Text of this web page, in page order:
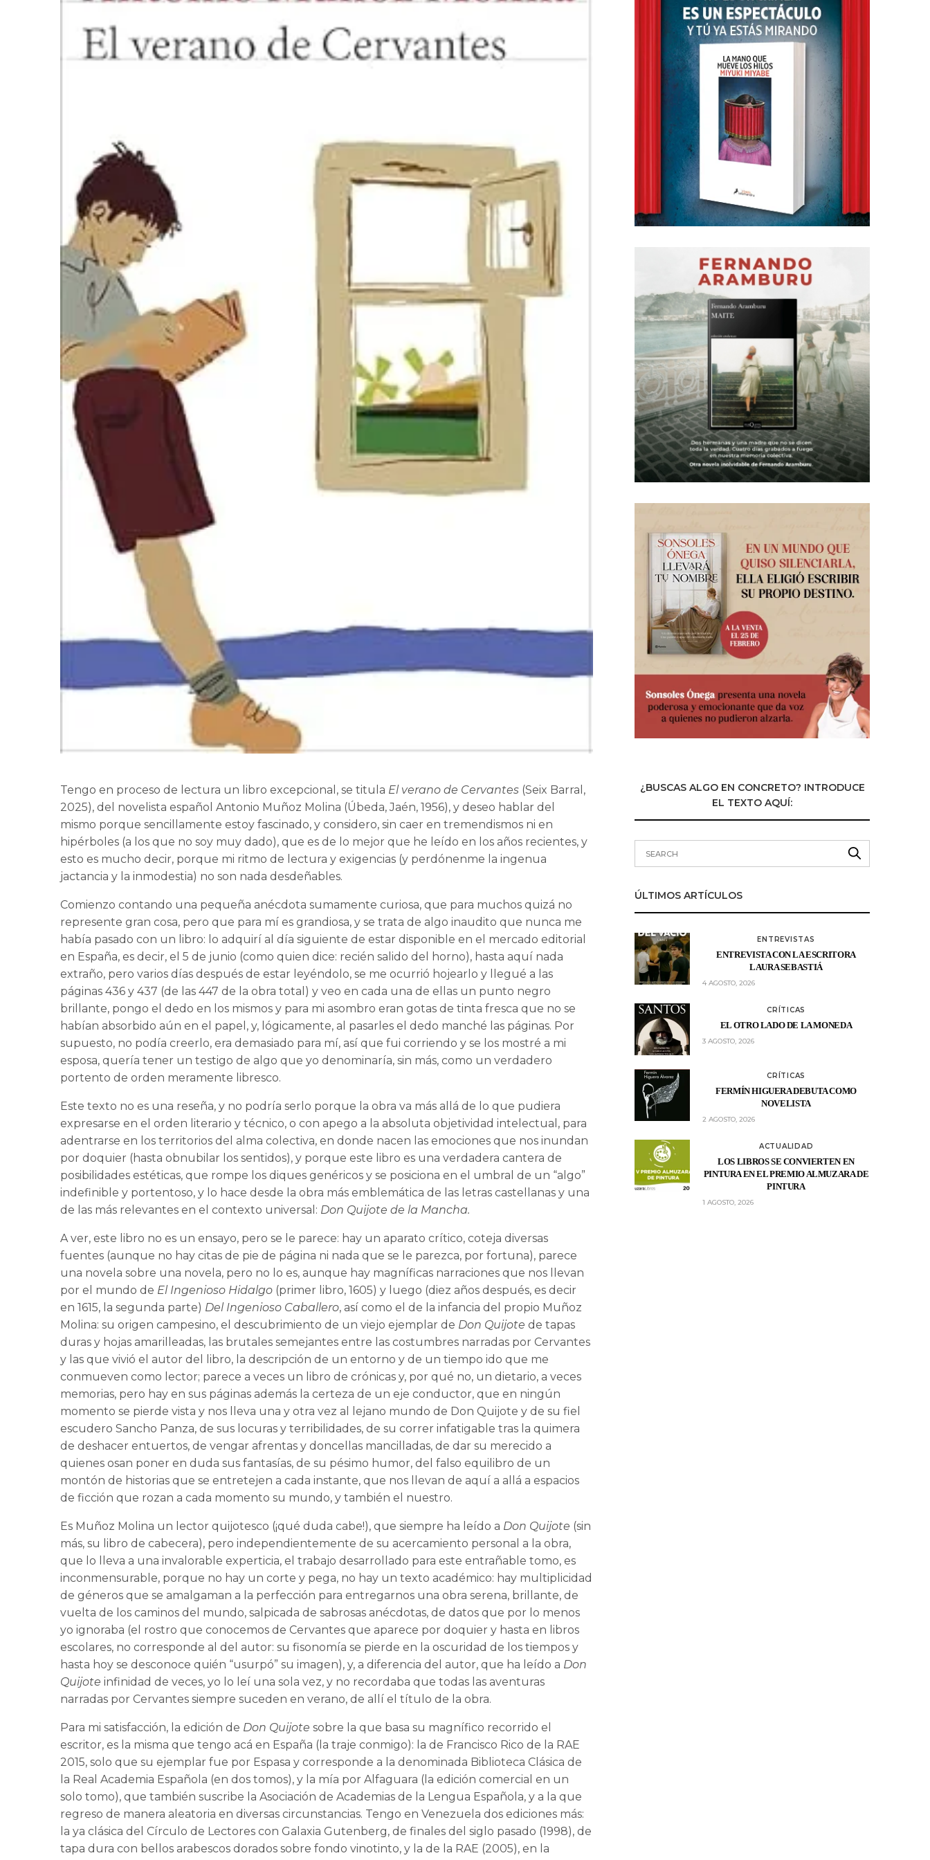
Tengo en proceso de lectura un libro excepcional, se titula El verano de Cervantes (Seix Barral,
2025), del novelista español Antonio Muñoz Molina (Úbeda, Jaén, 1956), y deseo hablar del
mismo porque sencillamente estoy fascinado, y considero, sin caer en tremendismos ni en
hipérboles (a los que no soy muy dado), que es de lo mejor que he leído en los años recientes, y
esto es mucho decir, porque mi ritmo de lectura y exigencias (y perdónenme la ingenua
jactancia y la inmodestia) no son nada desdeñables.
Comienzo contando una pequeña anécdota sumamente curiosa, que para muchos quizá no
represente gran cosa, pero que para mí es grandiosa, y se trata de algo inaudito que nunca me
había pasado con un libro: lo adquirí al día siguiente de estar disponible en el mercado editorial
en España, es decir, el 5 de junio (como quien dice: recién salido del horno), hasta aquí nada
extraño, pero varios días después de estar leyéndolo, se me ocurrió hojearlo y llegué a las
páginas 436 y 437 (de las 447 de la obra total) y veo en cada una de ellas un punto negro
brillante, pongo el dedo en los mismos y para mi asombro eran gotas de tinta fresca que no se
habían absorbido aún en el papel, y, lógicamente, al pasarles el dedo manché las páginas. Por
supuesto, no podía creerlo, era demasiado para mí, así que fui corriendo y se los mostré a mi
esposa, quería tener un testigo de algo que yo denominaría, sin más, como un verdadero
portento de orden meramente libresco.
Este texto no es una reseña, y no podría serlo porque la obra va más allá de lo que pudiera
expresarse en el orden literario y técnico, o con apego a la absoluta objetividad intelectual, para
adentrarse en los territorios del alma colectiva, en donde nacen las emociones que nos inundan
por doquier (hasta obnubilar los sentidos), y porque este libro es una verdadera cantera de
posibilidades estéticas, que rompe los diques genéricos y se posiciona en el umbral de un “algo”
indefinible y portentoso, y lo hace desde la obra más emblemática de las letras castellanas y una
de las más relevantes en el contexto universal: Don Quijote de la Mancha.
A ver, este libro no es un ensayo, pero se le parece: hay un aparato crítico, coteja diversas
fuentes (aunque no hay citas de pie de página ni nada que se le parezca, por fortuna), parece
una novela sobre una novela, pero no lo es, aunque hay magníficas narraciones que nos llevan
por el mundo de El Ingenioso Hidalgo (primer libro, 1605) y luego (diez años después, es decir
en 1615, la segunda parte) Del Ingenioso Caballero, así como el de la infancia del propio Muñoz
Molina: su origen campesino, el descubrimiento de un viejo ejemplar de Don Quijote de tapas
duras y hojas amarilleadas, las brutales semejantes entre las costumbres narradas por Cervantes
y las que vivió el autor del libro, la descripción de un entorno y de un tiempo ido que me
conmueven como lector; parece a veces un libro de crónicas y, por qué no, un dietario, a veces
memorias, pero hay en sus páginas además la certeza de un eje conductor, que en ningún
momento se pierde vista y nos lleva una y otra vez al lejano mundo de Don Quijote y de su fiel
escudero Sancho Panza, de sus locuras y terribilidades, de su correr infatigable tras la quimera
de deshacer entuertos, de vengar afrentas y doncellas mancilladas, de dar su merecido a
quienes osan poner en duda sus fantasías, de su pésimo humor, del falso equilibro de un
montón de historias que se entretejen a cada instante, que nos llevan de aquí a allá a espacios
de ficción que rozan a cada momento su mundo, y también el nuestro.
Es Muñoz Molina un lector quijotesco (¡qué duda cabe!), que siempre ha leído a Don Quijote (sin
más, su libro de cabecera), pero independientemente de su acercamiento personal a la obra,
que lo lleva a una invalorable experticia, el trabajo desarrollado para este entrañable tomo, es
inconmensurable, porque no hay un corte y pega, no hay un texto académico: hay multiplicidad
de géneros que se amalgaman a la perfección para entregarnos una obra serena, brillante, de
vuelta de los caminos del mundo, salpicada de sabrosas anécdotas, de datos que por lo menos
yo ignoraba (el rostro que conocemos de Cervantes que aparece por doquier y hasta en libros
escolares, no corresponde al del autor: su fisonomía se pierde en la oscuridad de los tiempos y
hasta hoy se desconoce quién “usurpó” su imagen), y, a diferencia del autor, que ha leído a Don
Quijote infinidad de veces, yo lo leí una sola vez, y no recordaba que todas las aventuras
narradas por Cervantes siempre suceden en verano, de allí el título de la obra.
Para mi satisfacción, la edición de Don Quijote sobre la que basa su magnífico recorrido el
escritor, es la misma que tengo acá en España (la traje conmigo): la de Francisco Rico de la RAE
2015, solo que su ejemplar fue por Espasa y corresponde a la denominada Biblioteca Clásica de
la Real Academia Española (en dos tomos), y la mía por Alfaguara (la edición comercial en un
solo tomo), que también suscribe la Asociación de Academias de la Lengua Española, y a la que
regreso de manera aleatoria en diversas circunstancias. Tengo en Venezuela dos ediciones más:
la ya clásica del Círculo de Lectores con Galaxia Gutenberg, de finales del siglo pasado (1998), de
tapa dura con bellos arabescos dorados sobre fondo vinotinto, y la de la RAE (2005), en la
¿BUSCAS ALGO EN CONCRETO? INTRODUCE
EL TEXTO AQUÍ:
ÚLTIMOS ARTÍCULOS
ENTREVISTAS
ENTREVISTA CON LA ESCRITORA
LAURA SEBASTIÁ
4 AGOSTO, 2026
CRÍTICAS
EL OTRO LADO DE LA MONEDA
3 AGOSTO, 2026
CRÍTICAS
FERMÍN HIGUERA DEBUTA COMO
NOVELISTA
2 AGOSTO, 2026
ACTUALIDAD
LOS LIBROS SE CONVIERTEN EN
PINTURA EN EL PREMIO ALMUZARA DE
PINTURA
1 AGOSTO, 2026